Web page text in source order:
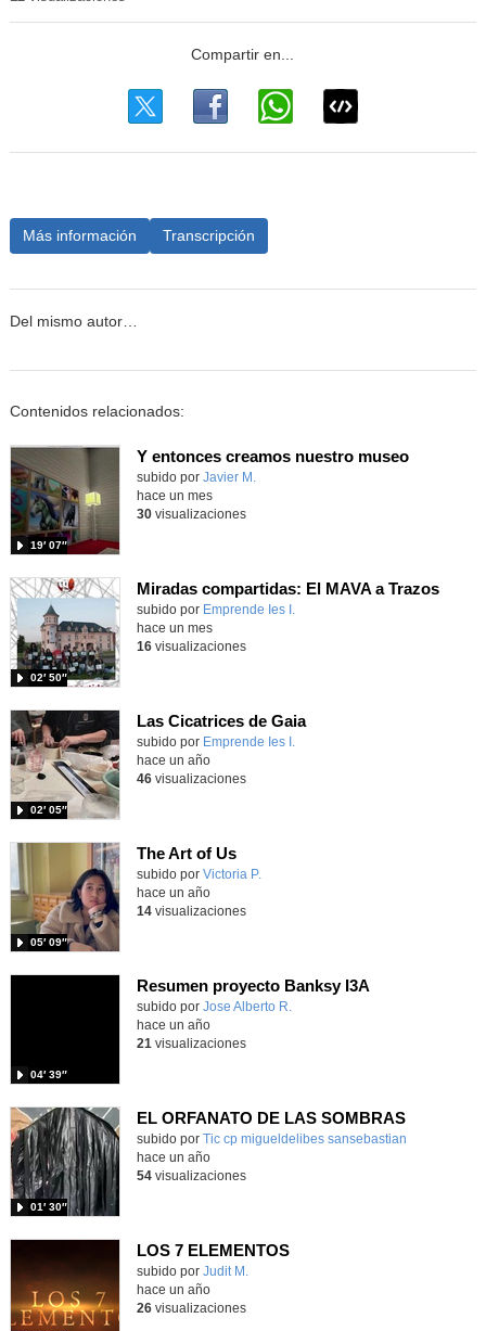
Más información Transcripción
Del mismo autor…
Contenidos relacionados:
Y entonces creamos nuestro museo
subido por Javier M.
19′ 07″
hace un mes
30visualizaciones
Miradas compartidas: El MAVA a Trazos
Contenido educativo.
subido por Emprende Ies I.
02′ 50″
hace un mes
16visualizaciones
Las Cicatrices de Gaia
Contenido educativo.
subido por Emprende Ies I.
02′ 05″
hace un año
46visualizaciones
The Art of Us
Contenido educativo.
subido por Victoria P.
05′ 09″
hace un año
14visualizaciones
Resumen proyecto Banksy I3A
subido por Jose Alberto R.
04′ 39″
hace un año
21 visualizaciones
EL ORFANATO DE LAS SOMBRAS
Contenido educativo.
subido por Tic cp migueldelibes sansebastian
01′ 30″
hace un año
54visualizaciones
LOS 7 ELEMENTOS
Contenido educativo.
subido por Judit M.
hace un año
26visualizaciones